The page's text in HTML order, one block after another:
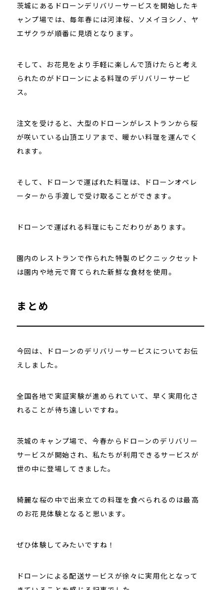
茨城にあるドローンデリバリーサービスを開始したキ
ャンプ場では、毎年春には河津桜、ソメイヨシノ、ヤ
エザクラが順番に見頃となります。
そして、お花見をより手軽に楽しんで頂けたらと考え
られたのがドローンによる料理のデリバリーサービ
ス。
注文を受けると、大型のドローンがレストランから桜
が咲いている山頂エリアまで、暖かい料理を運んでく
れます。
そして、ドローンで運ばれた料理は、ドローンオペレ
ーターから手渡しで受け取ることができます。
ドローンで運ばれる料理にもこだわりがあります。
園内のレストランで作られた特製のピクニックセット
は園内や地元で育てられた新鮮な食材を使用。
まとめ
今回は、ドローンのデリバリーサービスについてお伝
えしました。
全国各地で実証実験が進められていて、早く実用化さ
れることが待ち遠しいですね。
茨城のキャンプ場で、今春からドローンのデリバリー
サービスが開始され、私たちが利用できるサービスが
世の中に登場してきました。
綺麗な桜の中で出来立ての料理を食べられるのは最高
のお花見体験となると思います。
ぜひ体験してみたいですね！
ドローンによる配送サービスが徐々に実用化となって